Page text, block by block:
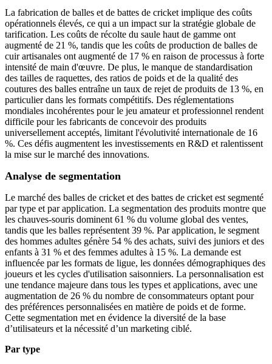
La fabrication de balles et de battes de cricket implique des coûts
opérationnels élevés, ce qui a un impact sur la stratégie globale de
tarification. Les coûts de récolte du saule haut de gamme ont
augmenté de 21 %, tandis que les coûts de production de balles de
cuir artisanales ont augmenté de 17 % en raison de processus à forte
intensité de main d'œuvre. De plus, le manque de standardisation
des tailles de raquettes, des ratios de poids et de la qualité des
coutures des balles entraîne un taux de rejet de produits de 13 %, en
particulier dans les formats compétitifs. Des réglementations
mondiales incohérentes pour le jeu amateur et professionnel rendent
difficile pour les fabricants de concevoir des produits
universellement acceptés, limitant l'évolutivité internationale de 16
%. Ces défis augmentent les investissements en R&D et ralentissent
la mise sur le marché des innovations.
Analyse de segmentation
Le marché des balles de cricket et des battes de cricket est segmenté
par type et par application. La segmentation des produits montre que
les chauves-souris dominent 61 % du volume global des ventes,
tandis que les balles représentent 39 %. Par application, le segment
des hommes adultes génère 54 % des achats, suivi des juniors et des
enfants à 31 % et des femmes adultes à 15 %. La demande est
influencée par les formats de ligue, les données démographiques des
joueurs et les cycles d'utilisation saisonniers. La personnalisation est
une tendance majeure dans tous les types et applications, avec une
augmentation de 26 % du nombre de consommateurs optant pour
des préférences personnalisées en matière de poids et de forme.
Cette segmentation met en évidence la diversité de la base
d’utilisateurs et la nécessité d’un marketing ciblé.
Par type